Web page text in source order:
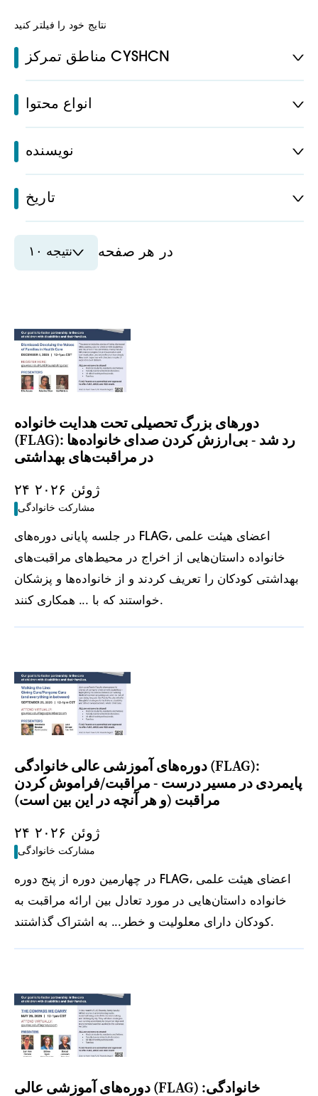
نتایج خود را فیلتر کنید
مناطق تمرکز CYSHCN
انواع محتوا
نویسنده
تاریخ
۱۰ نتیجه در هر صفحه
دورهای بزرگ تحصیلی تحت هدایت خانواده
(FLAG): رد شد - بی‌ارزش کردن صدای خانواده‌ها
در مراقبت‌های بهداشتی
۲۴ ژوئن ۲۰۲۶
مشارکت خانوادگی
در جلسه پایانی دوره‌های FLAG، اعضای هیئت علمی
خانواده داستان‌هایی از اخراج در محیط‌های مراقبت‌های
بهداشتی کودکان را تعریف کردند و از خانواده‌ها و پزشکان
خواستند که با ... همکاری کنند.
دوره‌های آموزشی عالی خانوادگی (FLAG):
پایمردی در مسیر درست - مراقبت/فراموش کردن
مراقبت (و هر آنچه در این بین است)
۲۴ ژوئن ۲۰۲۶
مشارکت خانوادگی
در چهارمین دوره از پنج دوره FLAG، اعضای هیئت علمی
خانواده داستان‌هایی در مورد تعادل بین ارائه مراقبت به
کودکان دارای معلولیت و خطر... به اشتراک گذاشتند.
دوره‌های آموزشی عالی (FLAG) خانوادگی: